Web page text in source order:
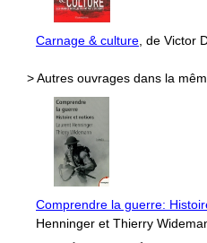
Carnage & culture , de Victor
> Autres ouvrages dans la
Comprendre la guerre:
Henninger et Thierry